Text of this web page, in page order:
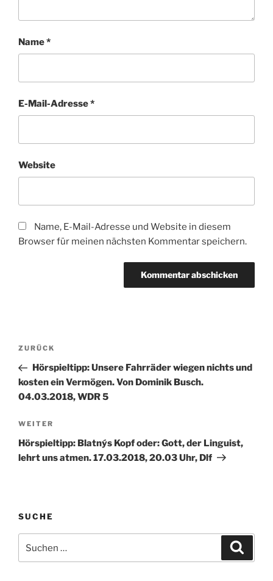
Name*
E-Mail-Adresse*
Website
Name, E-Mail-Adresse und Website in diesem
Browser für meinen nächsten Kommentar speichern.
Beitragsnavigation
Vorheriger
Beitrag
ZURÜCK
Hörspieltipp: Unsere Fahrräder wiegen nichts und
kosten ein Vermögen. Von Dominik Busch.
04.03.2018, WDR 5
Nächster
Beitrag
WEITER
Hörspieltipp: Blatnýs Kopf oder: Gott, der Linguist,
lehrt uns atmen. 17.03.2018, 20.03 Uhr, Dlf
SUCHE
nach: